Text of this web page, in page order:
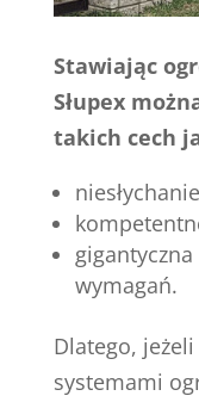
Stawiając
Słupex
takich cech
wymagań.
Dlatego,
systemami